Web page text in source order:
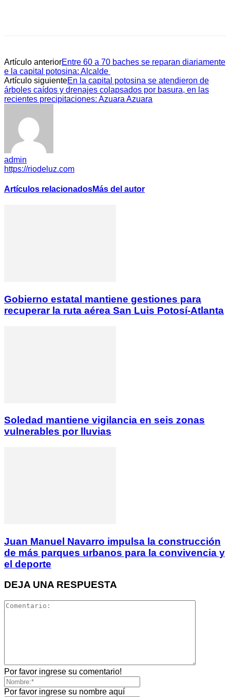
Artículo anteriorEntre 60 a 70 baches se reparan diariamente
e la capital potosina: Alcalde
Artículo siguienteEn la capital potosina se atendieron de
árboles caídos y drenajes colapsados por basura, en las
recientes precipitaciones: Azuara Azuara
admin
https://riodeluz.com
Artículos relacionadosMás del autor
Gobierno estatal mantiene gestiones para
recuperar la ruta aérea San Luis Potosí-Atlanta
Soledad mantiene vigilancia en seis zonas
vulnerables por lluvias
Juan Manuel Navarro impulsa la construcción
de más parques urbanos para la convivencia y
el deporte
DEJA UNA RESPUESTA
Por favor ingrese su comentario!
Por favor ingrese su nombre aquí